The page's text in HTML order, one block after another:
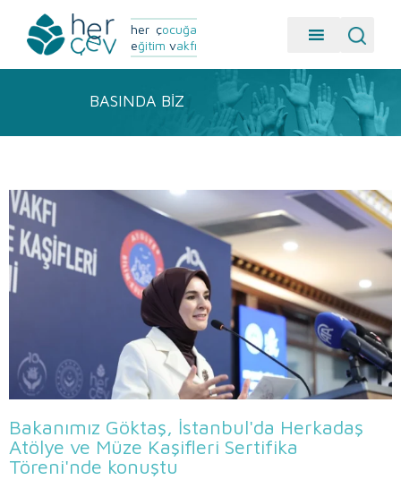
her çocuğa
eğitim vakfı
BASINDA BİZ
Bakanımız Göktaş, İstanbul'da Herkadaş
Atölye ve Müze Kaşifleri Sertifika
Töreni'nde konuştu